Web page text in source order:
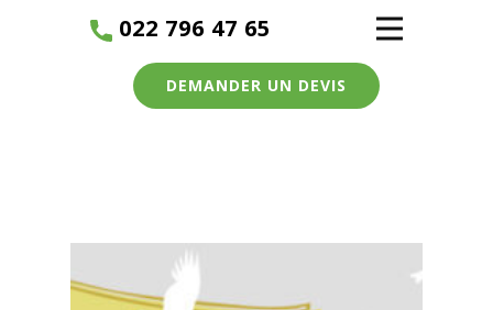
022 796 47 65
DEMANDER UN DEVIS